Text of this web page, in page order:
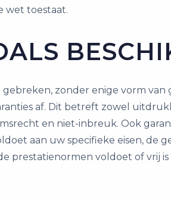
wet toestaat.
zonder enige vorm van
af. Dit betreft zowel
en niet-inbreuk. Ook
aan uw specifieke eisen, de
prestatienormen voldoet of vrij